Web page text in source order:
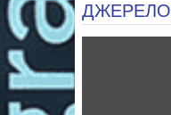
ДЖЕРЕЛО